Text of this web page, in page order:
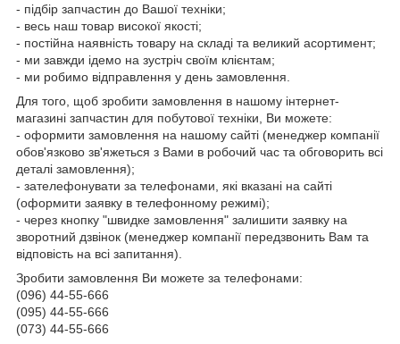
- підбір запчастин до Вашої техніки;
- весь наш товар високої якості;
- постійна наявність товару на складі та великий асортимент;
- ми завжди ідемо на зустріч своїм клієнтам;
- ми робимо відправлення у день замовлення.
Для того, щоб зробити замовлення в нашому інтернет-
магазині запчастин для побутової техніки, Ви можете:
- оформити замовлення на нашому сайті (менеджер компанії
обов'язково зв'яжеться з Вами в робочий час та обговорить всі
деталі замовлення);
- зателефонувати за телефонами, які вказані на сайті
(оформити заявку в телефонному режимі);
- через кнопку "швидке замовлення" залишити заявку на
зворотний дзвінок (менеджер компанії передзвонить Вам та
відповість на всі запитання).
Зробити замовлення Ви можете за телефонами:
(096) 44-55-666
(095) 44-55-666
(073) 44-55-666